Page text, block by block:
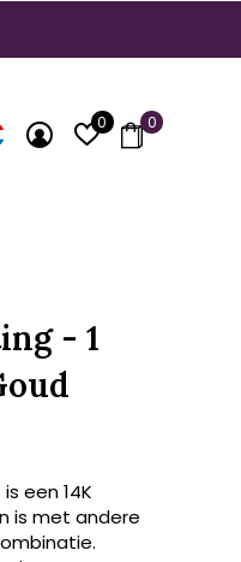
0 0
- 1
een 14K
is met andere